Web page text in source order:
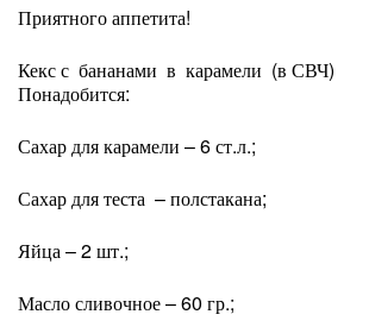
Приятного аппетита!
Кекс с бананами в карамели (в СВЧ)
Понадобится:
Сахар для карамели – 6 ст.л.;
Сахар для теста – полстакана;
Яйца – 2 шт.;
Масло сливочное – 60 гр.;